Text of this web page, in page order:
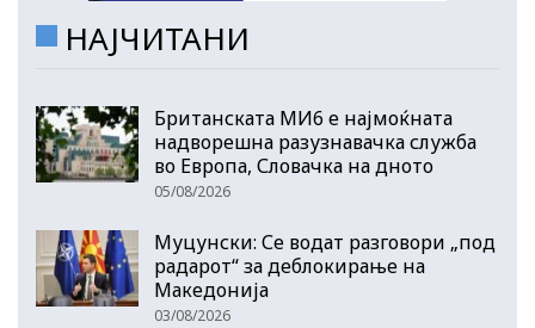
НАЈЧИТАНИ
Британската МИ6 е најмоќната
надворешна разузнавачка служба
во Европа, Словачка на дното
05/08/2026
Муцунски: Се водат разговори „под
радарот“ за деблокирање на
Македонија
03/08/2026